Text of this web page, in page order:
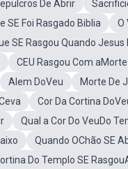
De Abrir
SE Foi Rasgado Biblia
O
SE Rasgou Quando Jesus
CEU Rasgou Com
Alem DoVeu Morte De
Cor Da Cortina
Qual a Cor Do VeuDo
Quando OChão SE
Do Templo SE